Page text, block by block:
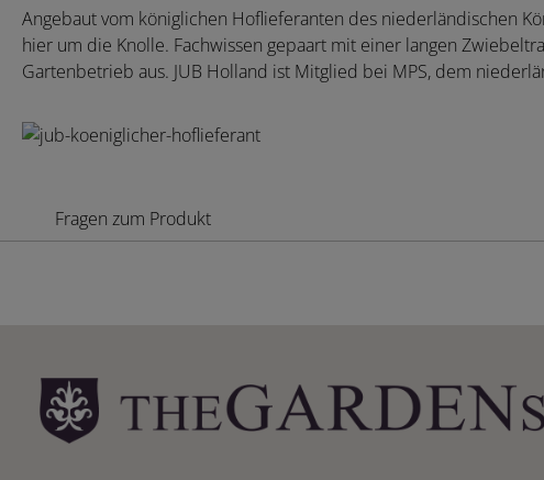
Angebaut vom königlichen Hoflieferanten des niederländischen
hier um die Knolle. Fachwissen gepaart mit einer langen
Gartenbetrieb aus. JUB Holland ist Mitglied bei MPS, dem
Fragen zum Produkt